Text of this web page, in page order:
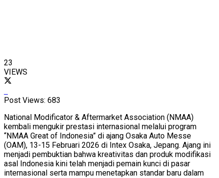
23
VIEWS
Post Views: 683
National Modificator & Aftermarket Association (NMAA)
kembali mengukir prestasi internasional melalui program
“NMAA Great of Indonesia” di ajang Osaka Auto Messe
(OAM), 13-15 Februari 2026 di Intex Osaka, Jepang. Ajang ini
menjadi pembuktian bahwa kreativitas dan produk modifikasi
asal Indonesia kini telah menjadi pemain kunci di pasar
internasional serta mampu menetapkan standar baru dalam